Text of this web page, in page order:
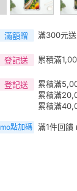
滿額贈 滿300元
登記送 累積滿
登記送 累積滿
累積滿
累積滿
mo點加碼 滿1件回饋